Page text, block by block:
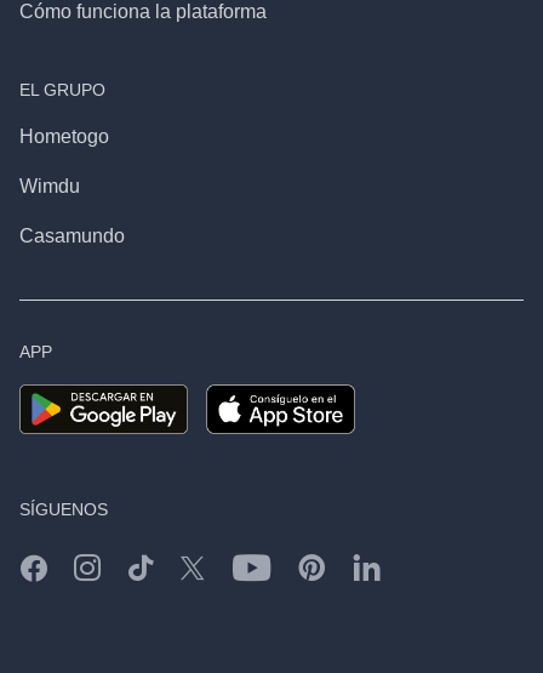
Cómo funciona la plataforma
EL GRUPO
Hometogo
Wimdu
Casamundo
APP
SÍGUENOS